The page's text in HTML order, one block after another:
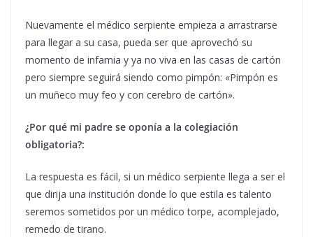
Nuevamente el médico serpiente empieza a arrastrarse
para llegar a su casa, pueda ser que aprovechó su
momento de infamia y ya no viva en las casas de cartón
pero siempre seguirá siendo como pimpón: «Pimpón es
un muñeco muy feo y con cerebro de cartón».
¿Por qué mi padre se oponía a la colegiación
obligatoria?:
La respuesta es fácil, si un médico serpiente llega a ser el
que dirija una institución donde lo que estila es talento
seremos sometidos por un médico torpe, acomplejado,
remedo de tirano.